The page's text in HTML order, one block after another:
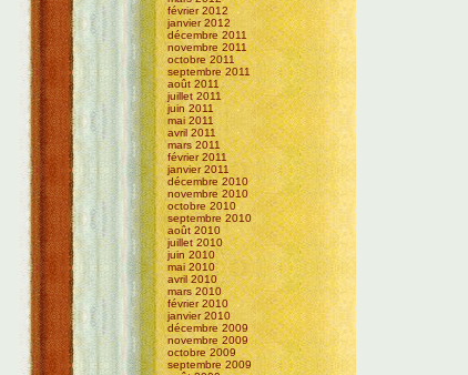
février 2012
janvier 2012
décembre 2011
novembre 2011
octobre 2011
septembre 2011
août 2011
juillet 2011
juin 2011
mai 2011
avril 2011
mars 2011
février 2011
janvier 2011
décembre 2010
novembre 2010
octobre 2010
septembre 2010
août 2010
juillet 2010
juin 2010
mai 2010
avril 2010
mars 2010
février 2010
janvier 2010
décembre 2009
novembre 2009
octobre 2009
septembre 2009